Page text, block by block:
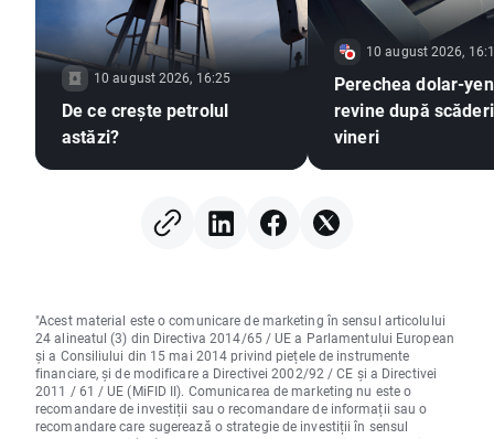
10 august 2026, 16:25
De ce crește petrolul
astăzi?
10 august 2026,
Perechea dolar-
revine după
vineri
"Acest material este o comunicare de marketing în sensul articolului
24 alineatul (3) din Directiva 2014/65 / UE a Parlamentului European
și a Consiliului din 15 mai 2014 privind piețele de instrumente
financiare, și de modificare a Directivei 2002/92 / CE și a Directivei
2011 / 61 / UE (MiFID II). Comunicarea de marketing nu este o
recomandare de investiții sau o recomandare de informații sau o
recomandare care sugerează o strategie de investiții în sensul